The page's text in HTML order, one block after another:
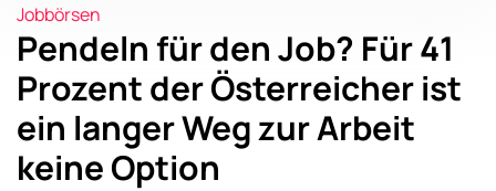
Jobbörsen
Pendeln für den Job? Für 41
Prozent der Österreicher ist
ein langer Weg zur Arbeit
keine Option